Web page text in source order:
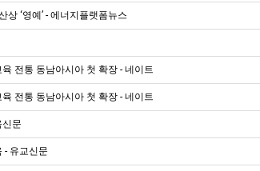
‘영예’ - 에너지플랫폼뉴스
전통 동남아시아 첫 확장 - 네이트
전통 동남아시아 첫 확장 - 네이트
문
- 유교신문